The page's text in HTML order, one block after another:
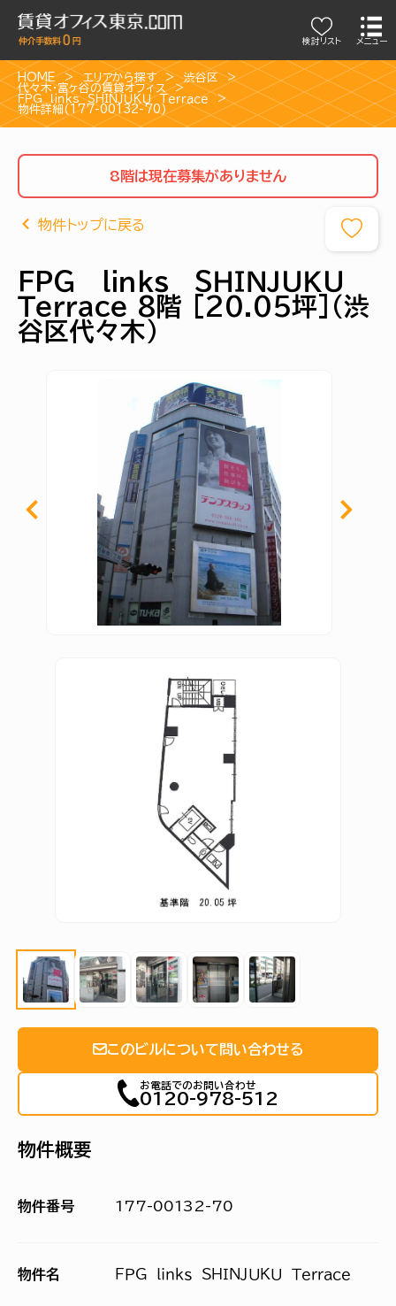
検討リスト メニュー
HOME エリアから探す
渋谷区
代々木・富ヶ谷の賃貸オフィス
ＦＰＧ ｌｉｎｋｓ ＳＨＩＮＪＵＫＵ Ｔｅｒｒａｃｅ
物件詳細(177-00132-70)
8階は現在募集がありません
物件トップに戻る
ＦＰＧ ｌｉｎｋｓ ＳＨＩＮＪＵＫＵ
Ｔｅｒｒａｃｅ 8階 [20.05坪]（渋
谷区代々木）
このビルについて問い合わせる
お電話でのお問い合わせ
0120-978-512
物件概要
物件番号 177-00132-70
物件名 ＦＰＧ ｌｉｎｋｓ ＳＨＩＮＪＵＫＵ Ｔｅｒｒａｃｅ